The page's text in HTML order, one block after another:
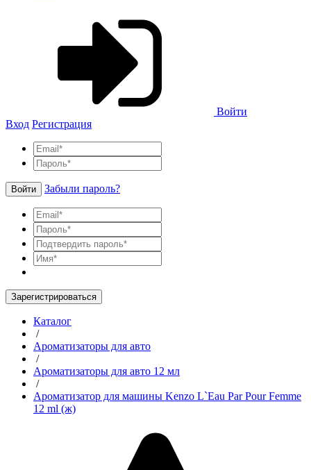
Войти
Вход Регистрация
Войти Забыли пароль?
Зарегистрироваться
Каталог
/
Ароматизаторы для авто
/
Ароматизаторы для авто 12 мл
/
Ароматизатор для машины Kenzo L`Eau Par Pour Femme
12 ml (ж)